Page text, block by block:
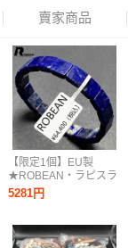
賣家商品
【限定1個】EU製
★ROBEAN・ラピスラ
ズリ・バングル★パワ
ーストーン アクセサリ
約 10*10*4.8mm
M0319596
5281円